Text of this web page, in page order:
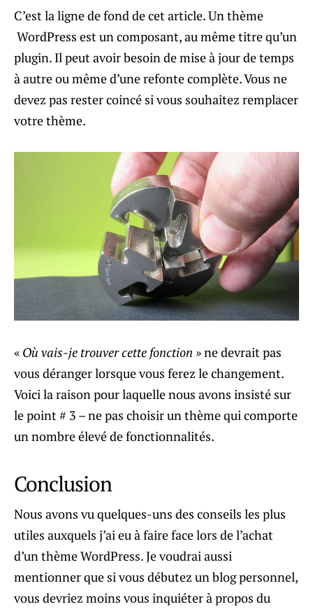
C’est la ligne de fond de cet article. Un thème
WordPress est un composant, au même titre qu’un
plugin. Il peut avoir besoin de mise à jour de temps
à autre ou même d’une refonte complète. Vous ne
devez pas rester coincé si vous souhaitez remplacer
votre thème.
« Où vais-je trouver cette fonction » ne devrait pas
vous déranger lorsque vous ferez le changement.
Voici la raison pour laquelle nous avons insisté sur
le point # 3 – ne pas choisir un thème qui comporte
un nombre élevé de fonctionnalités.
Conclusion
Nous avons vu quelques-uns des conseils les plus
utiles auxquels j’ai eu à faire face lors de l’achat
d’un thème WordPress. Je voudrai aussi
mentionner que si vous débutez un blog personnel,
vous devriez moins vous inquiéter à propos du